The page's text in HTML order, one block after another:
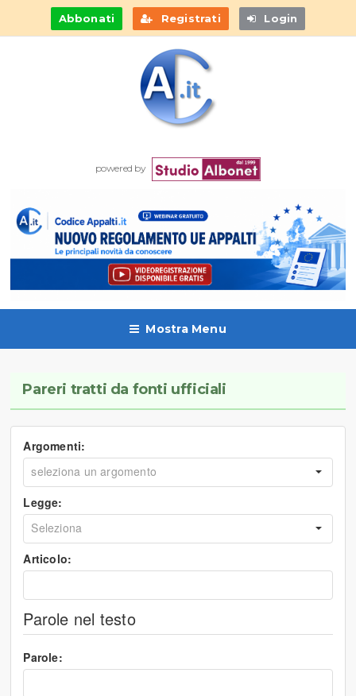
Abbonati Registrati Login
powered by
Mostra Menu
Pareri tratti da fonti ufficiali
Argomenti:
Legge:
Articolo:
Parole nel testo
Parole: